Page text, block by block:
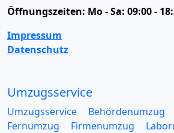
Öffnungszeiten: Mo - Sa: 09:00 -
Impressum
Datenschutz
Umzugsservice
Umzugsservice Behördenumzug
Fernumzug
Firmenumzug